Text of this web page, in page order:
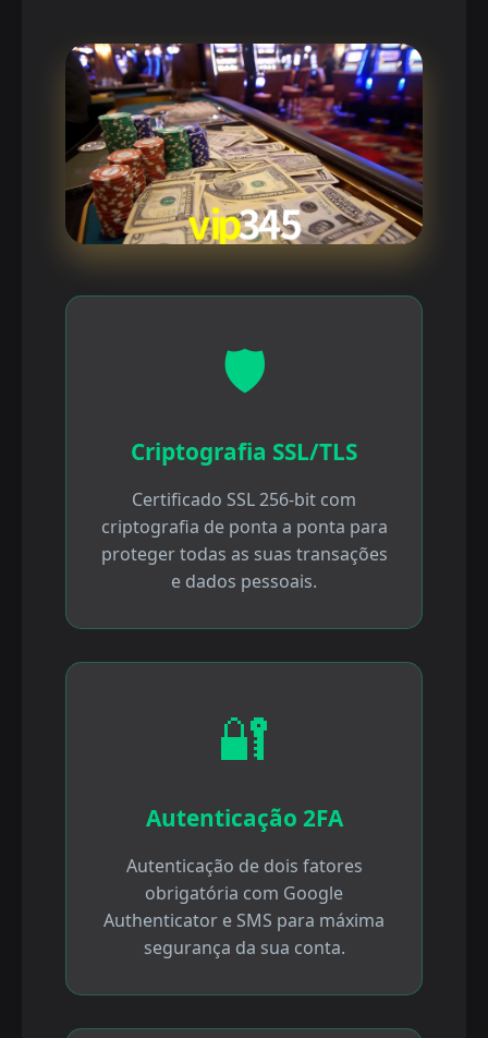
🛡️
Criptografia SSL/TLS
Certificado SSL 256-bit com
criptografia de ponta a ponta para
proteger todas as suas transações
e dados pessoais.
🔐
Autenticação 2FA
Autenticação de dois fatores
obrigatória com Google
Authenticator e SMS para máxima
segurança da sua conta.